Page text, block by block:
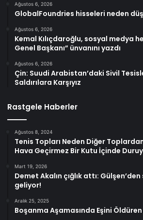
Ağustos 6, 2026
GlobalFoundries hisseleri neden
Ağustos 6, 2026
Kemal Kılıçdaroğlu, sosyal medya
Genel Başkanı” ünvanını yazdı
Ağustos 6, 2026
Çin: Suudi Arabistan’daki Sivil
Saldırılara Karşıyız
Rastgele Haberler
Ağustos 8, 2024
Tenis Topları Neden Diğer
Hava Geçirmez Bir Kutu İçinde
Mart 19, 2026
Demet Akalın çığlık attı:
geliyor!
Aralık 25, 2025
Boşanma Aşamasında Eşini